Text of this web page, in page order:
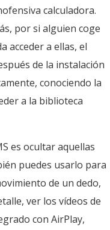
calculadora.
por si alguien coge
acceder a ellas, el
de la instalación
conociendo la
a la biblioteca
es ocultar aquellas
puedes usarlo para
de un dedo,
ver los vídeos de
con AirPlay,